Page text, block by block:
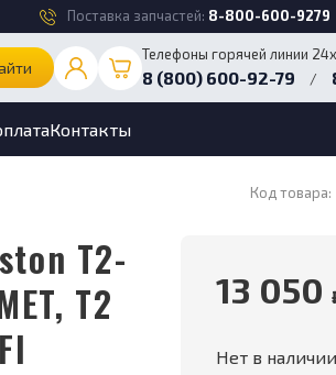
Поставка запчастей: 8-800-600-9279
Телефоны горячей линии
8 (800) 600-92-79 /
Контакты
Код товара:
T2
13 050
Нет в наличии